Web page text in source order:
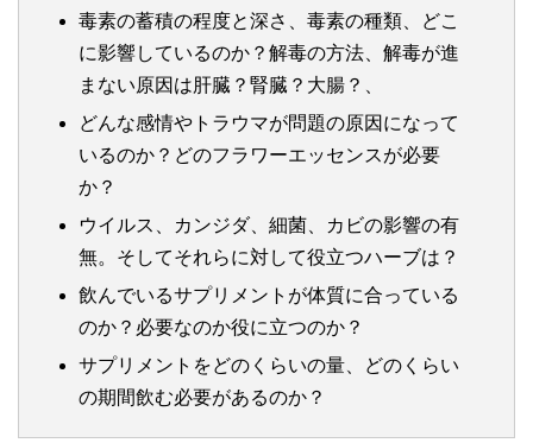
毒素の蓄積の程度と深さ、毒素の種類、どこ
に影響しているのか？解毒の方法、解毒が進
まない原因は肝臓？腎臓？大腸？、
どんな感情やトラウマが問題の原因になって
いるのか？どのフラワーエッセンスが必要
か？
ウイルス、カンジダ、細菌、カビの影響の有
無。そしてそれらに対して役立つハーブは？
飲んでいるサプリメントが体質に合っている
のか？必要なのか役に立つのか？
サプリメントをどのくらいの量、どのくらい
の期間飲む必要があるのか？